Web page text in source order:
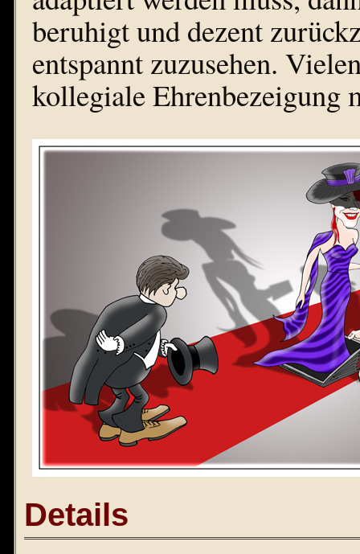
beruhigt und dezent
entspannt zuzusehen.
kollegiale
Details